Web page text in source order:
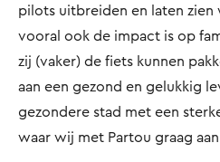
pilots uitbreiden en laten
vooral ook de impact is op
zij (vaker) de fiets kunnen
aan een gezond en gelukkig
gezondere stad met een
waar wij met Partou graag